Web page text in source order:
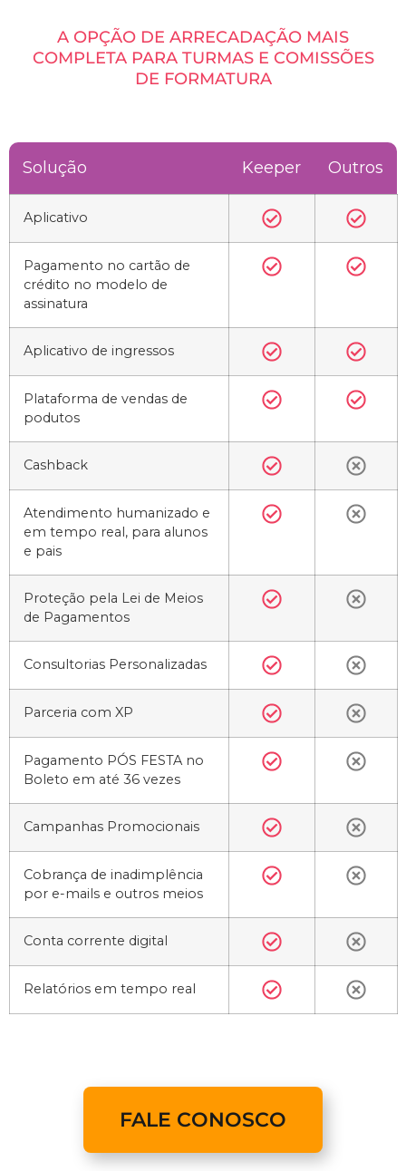
A OPÇÃO DE ARRECADAÇÃO MAIS
COMPLETA PARA TURMAS E COMISSÕES
DE FORMATURA
Solução Keeper Outros
Aplicativo
Pagamento no cartão de
crédito no modelo de
assinatura
Aplicativo de ingressos
Plataforma de vendas de
podutos
Cashback
Atendimento humanizado e
em tempo real, para alunos
e pais
Proteção pela Lei de Meios
de Pagamentos
Consultorias Personalizadas
Parceria com XP
Pagamento PÓS FESTA no
Boleto em até 36 vezes
Campanhas Promocionais
Cobrança de inadimplência
por e-mails e outros meios
Conta corrente digital
Relatórios em tempo real
FALE CONOSCO